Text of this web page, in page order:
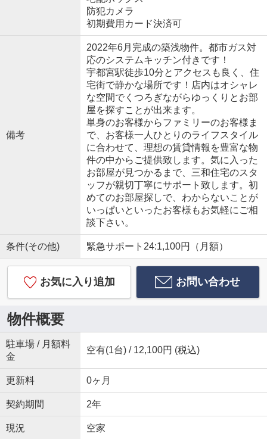
防犯カメラ
初期費用カード決済可
備考
2022年6月完成の築浅物件。都市ガス対
応のシステムキッチン付きです！
宇都宮駅徒歩10分とアクセスも良く、住
宅街で静かな場所です！店内はオシャレ
な空間でくつろぎながらゆっくりとお部
屋を探すことが出来ます。
単身のお客様からファミリーのお客様ま
で、お客様一人ひとりのライフスタイル
に合わせて、理想の賃貸情報を豊富な物
件の中からご提供致します。気に入った
お部屋が見つかるまで、三和住宅のスタ
ッフが親切丁寧にサポート致します。初
めてのお部屋探しで、わからないことが
いっぱいといったお客様もお気軽にご相
談下さい。
条件(その他) 緊急サポート24:1,100円（月額）
お気に入り追加 お問い合わせ
物件概要
駐車場 / 月額料
金
空有(1台) / 12,100円 (税込)
更新料 0ヶ月
契約期間 2年
現況 空家